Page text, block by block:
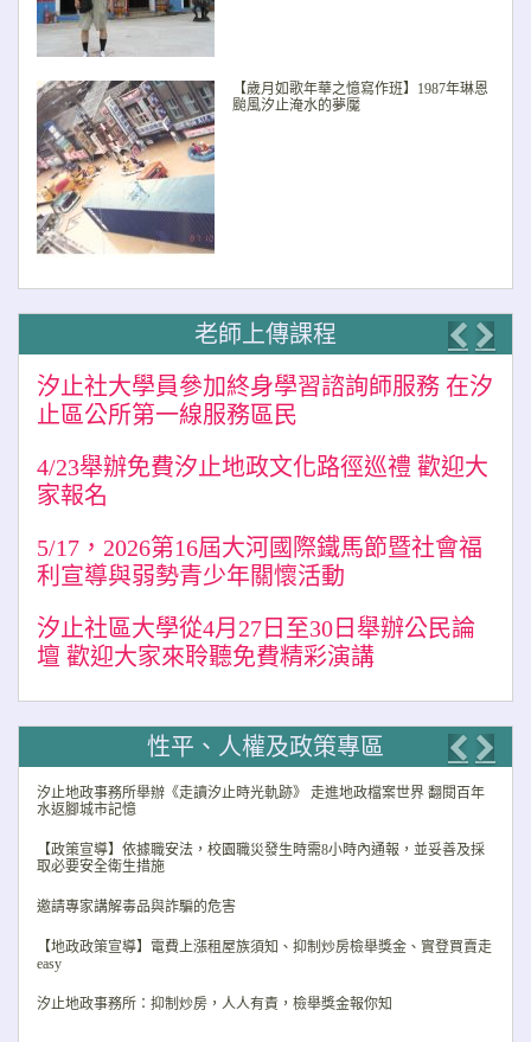
【歲月如歌年華之憶寫作班】1987年琳恩
颱風汐止淹水的夢魘
老師上傳課程
汐止社大學員參加終身學習諮詢師服務 在汐
止區公所第一線服務區民
4/23舉辦免費汐止地政文化路徑巡禮 歡迎大
家報名
5/17，2026第16屆大河國際鐵馬節暨社會福
利宣導與弱勢青少年關懷活動
汐止社區大學從4月27日至30日舉辦公民論
壇 歡迎大家來聆聽免費精彩演講
性平、人權及政策專區
汐止地政事務所舉辦《走讀汐止時光軌跡》 走進地政檔案世界 翻閱百年
水返腳城市記憶
【政策宣導】依據職安法，校園職災發生時需8小時內通報，並妥善及採
取必要安全衛生措施
邀請專家講解毒品與詐騙的危害
【地政政策宣導】電費上漲租屋族須知、抑制炒房檢舉獎金、實登買賣走
easy
汐止地政事務所：抑制炒房，人人有責，檢舉獎金報你知